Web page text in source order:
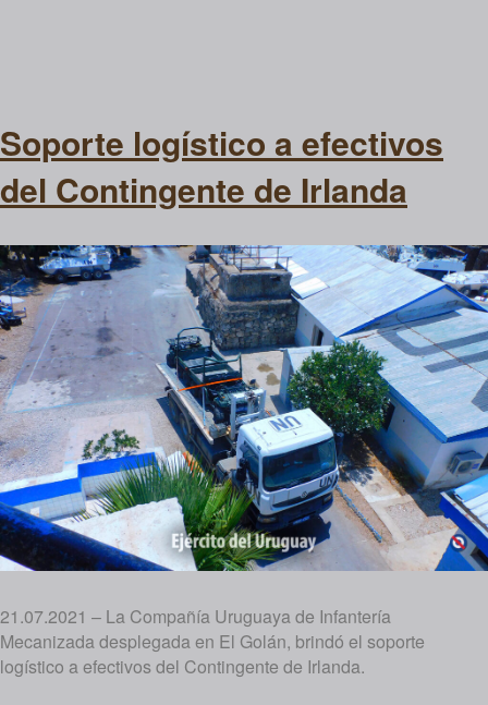
Soporte logístico a efectivos
del Contingente de Irlanda
21.07.2021 – La Compañía Uruguaya de Infantería
Mecanizada desplegada en El Golán, brindó el soporte
logístico a efectivos del Contingente de Irlanda.